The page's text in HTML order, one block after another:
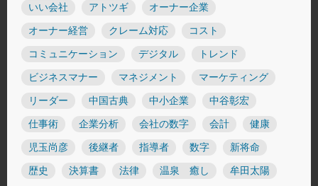
いい会社 アトツギ オーナー企業
オーナー経営 クレーム対応 コスト
コミュニケーション デジタル トレンド
ビジネスマナー マネジメント マーケティング
リーダー 中国古典 中小企業 中谷彰宏
仕事術 企業分析 会社の数字 会計 健康
児玉尚彦 後継者 指導者 数字 新将命
歴史 決算書 法律 温泉 癒し 牟田太陽